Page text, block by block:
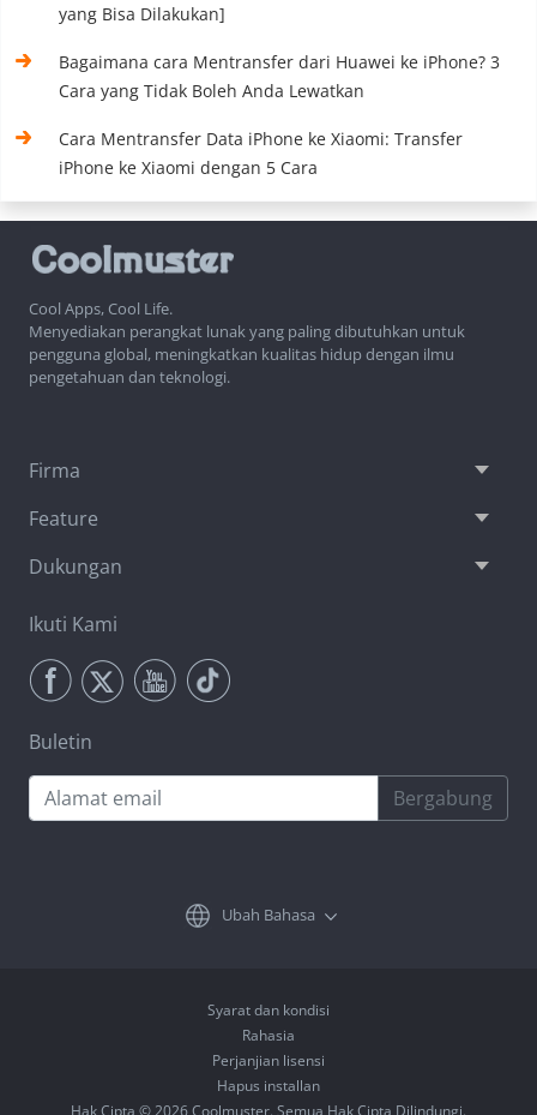
yang Bisa Dilakukan]
Bagaimana cara Mentransfer dari Huawei ke iPhone? 3
Cara yang Tidak Boleh Anda Lewatkan
Cara Mentransfer Data iPhone ke Xiaomi: Transfer
iPhone ke Xiaomi dengan 5 Cara
Cool Apps, Cool Life.
Menyediakan perangkat lunak yang paling dibutuhkan untuk
pengguna global, meningkatkan kualitas hidup dengan ilmu
pengetahuan dan teknologi.
Firma
Feature
Dukungan
Ikuti Kami
Buletin
Bergabung
Ubah Bahasa
Syarat dan kondisi
Rahasia
Perjanjian lisensi
Hapus installan
Hak Cipta © 2026 Coolmuster. Semua Hak Cipta Dilindungi.